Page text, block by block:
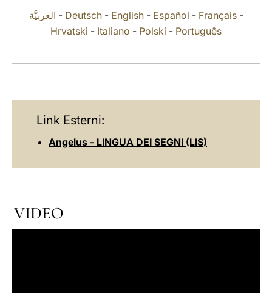
العربيَّة - Deutsch- English- Español - Français-
Hrvatski - Italiano - Polski - Português
Link Esterni:
Angelus - LINGUA DEI SEGNI (LIS)
VIDEO